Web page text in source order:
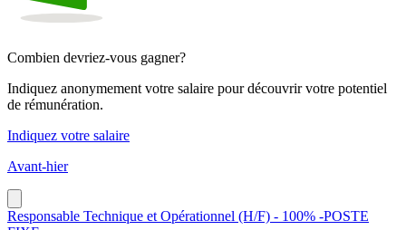
Combien devriez-vous gagner?
Indiquez anonymement votre salaire pour découvrir votre potentiel
de rémunération.
Indiquez votre salaire
Avant-hier
Responsable Technique et Opérationnel (H/F) - 100% -POSTE